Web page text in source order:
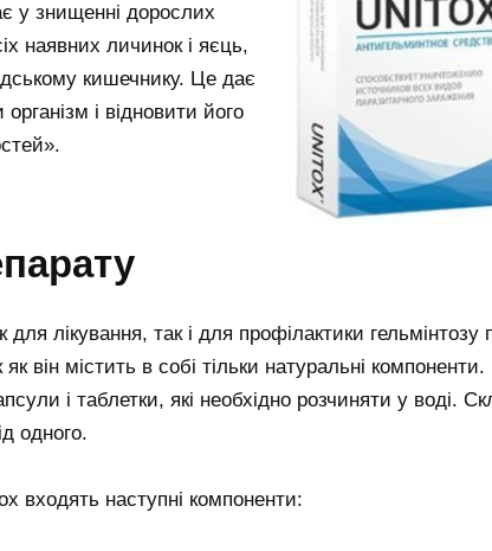
у знищенні дорослих
наявних личинок і яєць,
кишечнику. Це дає
і відновити його
для лікування, так і для профілактики гельмінтозу
як він містить в собі тільки натуральні
і таблетки, які необхідно розчиняти у воді.
одного.
входять наступні компоненти: